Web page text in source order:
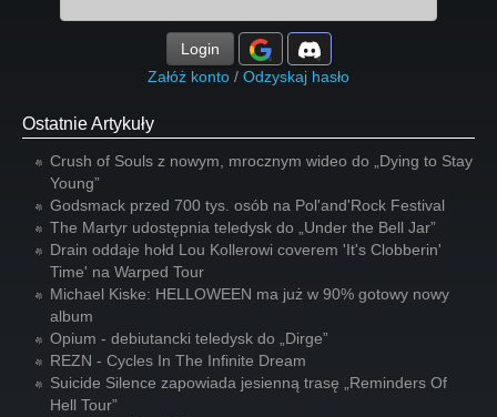
Login
Załóż konto / Odzyskaj hasło
Ostatnie Artykuły
Crush of Souls z nowym, mrocznym wideo do „Dying to Stay
Young”
Godsmack przed 700 tys. osób na Pol'and'Rock Festival
The Martyr udostępnia teledysk do „Under the Bell Jar”
Drain oddaje hołd Lou Kollerowi coverem 'It's Clobberin'
Time' na Warped Tour
Michael Kiske: HELLOWEEN ma już w 90% gotowy nowy
album
Opium - debiutancki teledysk do „Dirge”
REZN - Cycles In The Infinite Dream
Suicide Silence zapowiada jesienną trasę „Reminders Of
Hell Tour”